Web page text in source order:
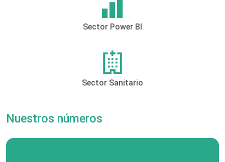
Sector Power BI
Sector Sanitario
Nuestros números